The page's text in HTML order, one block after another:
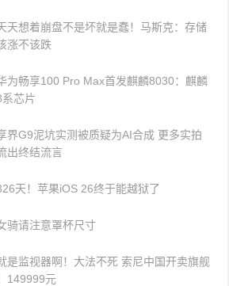
天想着崩盘不是坏就是蠢！马斯克：存储
涨不该跌
为畅享100 Pro Max首发麒麟8030：麒麟
芯片
界G9泥坑实测被质疑为AI合成 更多实拍
出终结流言
天！苹果iOS 26终于能越狱了
骑请注意罩杯尺寸
是监视器啊！大法不死 索尼中国开卖旗舰
149999元